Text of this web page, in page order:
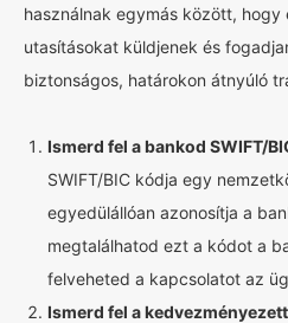
használnak egymás között,
utasításokat küldjenek és
biztonságos, határokon átnyúló
Ismerd fel a bankod SWIFT/
SWIFT/BIC kódja egy
egyedülállóan azonosítja a
megtalálhatod ezt a kódot a
felveheted a kapcsolatot az
Ismerd fel a